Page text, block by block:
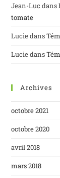
Jean-Luc dans
tomate
Luciedans
Luciedans
Archives
octobre 2021
octobre 2020
avril 2018
mars 2018